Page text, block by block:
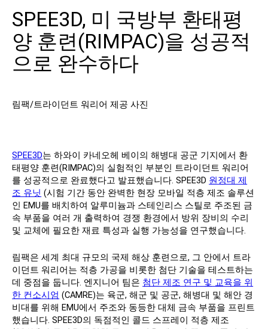
연락처
X Facebook LinkedIn YouTube
SPEE3D, 미 국방부 환태평
양 훈련(RIMPAC)을 성공적
으로 완수하다
림팩/트라이던트 워리어 제공 사진
SPEE3D는 하와이 카네오헤 베이의 해병대 공군 기지에서 환
태평양 훈련(RIMPAC)의 실험적인 부분인 트라이던트 워리어
를 성공적으로 완료했다고 발표했습니다. SPEE3D 원정대 제
조 유닛 (시험 기간 동안 완벽한 현장 모바일 적층 제조 솔루션
인 EMU를 배치하여 알루미늄과 스테인리스 스틸로 주조된 금
속 부품을 여러 개 출력하여 경쟁 환경에서 방위 장비의 수리
및 교체에 필요한 재료 특성과 실행 가능성을 연구했습니다.
림팩은 세계 최대 규모의 국제 해상 훈련으로, 그 안에서 트라
이던트 워리어는 적층 가공을 비롯한 첨단 기술을 테스트하는
데 중점을 둡니다. 엔지니어 팀은 첨단 제조 연구 및 교육을 위
한 컨소시엄 (CAMRE)는 육군, 해군 및 공군, 해병대 및 해안 경
비대를 위해 EMU에서 주조와 동등한 대체 금속 부품을 프린트
했습니다. SPEE3D의 독점적인 콜드 스프레이 적층 제조